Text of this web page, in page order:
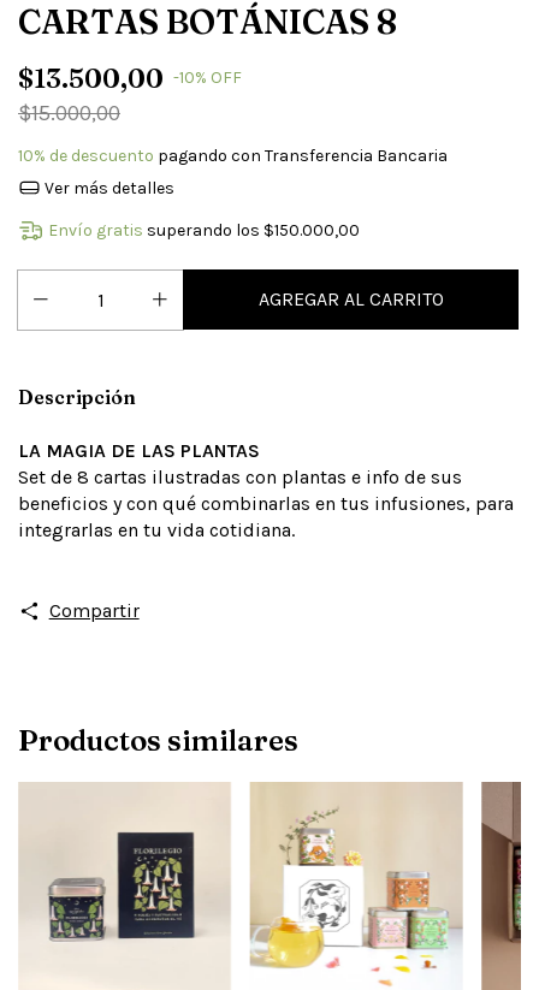
CARTAS BOTÁNICAS 8
$13.500,00 -10% OFF
$15.000,00
10% de descuento pagando con Transferencia Bancaria
Ver más detalles
Envío gratis superando los $150.000,00
Descripción
LA MAGIA DE LAS PLANTAS
Set de 8 cartas ilustradas con plantas e info de sus
beneficios y con qué combinarlas en tus infusiones, para
integrarlas en tu vida cotidiana.
Compartir
Productos similares